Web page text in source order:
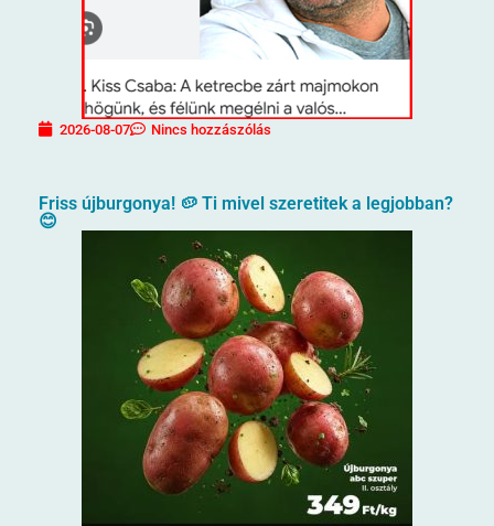
2026-08-07 Nincs hozzászólás
Friss újburgonya! 🥔 Ti mivel szeretitek a legjobban?
😊